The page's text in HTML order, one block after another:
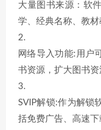
大量图书来源：软
学、经典名称、教材
2.
网络导入功能:用户
书资源，扩大图书资
3.
SVIP解锁:作为解锁
括免费广告、高速下